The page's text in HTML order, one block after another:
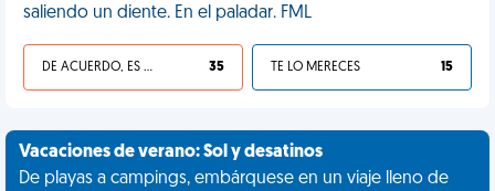
saliendo un diente. En el paladar. FML
DE ACUERDO, ES UNA VIDA HP 35 TE LO MERECES 15
Vacaciones de verano: Sol y desatinos
De playas a campings, embárquese en un viaje lleno de